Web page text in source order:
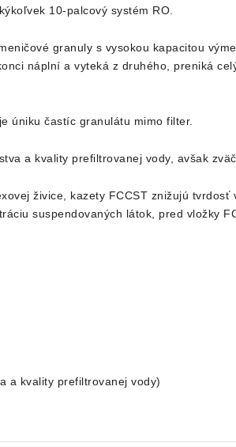
10-palcový systém RO.
granuly s vysokou kapacitou
náplní a vyteká z druhého, preniká
úniku častíc granulátu mimo filter.
a kvality prefiltrovanej vody, avšak
živice, kazety FCCST znižujú
suspendovaných látok, pred vložky
a kvality prefiltrovanej vody)